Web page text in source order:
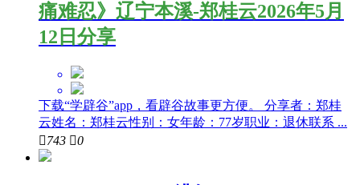
痛难忍》辽宁本溪-郑桂云2026年5月
12日分享
下载“学辟谷”app，看辟谷故事更方便。 分享者：郑桂
云姓名：郑桂云性别：女年龄：77岁职业：退休联系 ...
743 0